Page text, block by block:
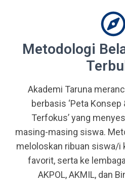
Metodologi
Akademi Taruna
berbasis ‘Peta Konsep
Terfokus’ yang
masing-masing siswa.
meloloskan ribuan siswa/i
favorit, serta ke
AKPOL, AKMIL, dan